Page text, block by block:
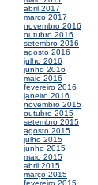
abril 2017
março 2017
novembro 2016
outubro 2016
setembro 2016
agosto 2016
julho 2016
junho 2016
maio 2016
fevereiro 2016
janeiro 2016
novembro 2015
outubro 2015
setembro 2015
agosto 2015
julho 2015
junho 2015
maio 2015
abril 2015
março 2015